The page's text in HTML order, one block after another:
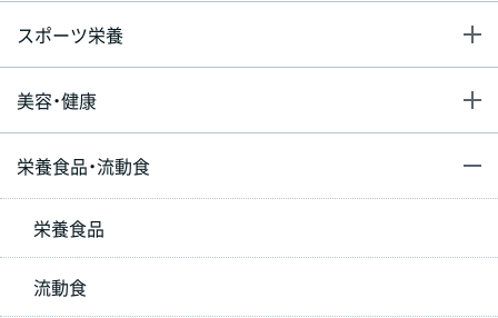
スポーツ栄養
美容・健康
栄養食品・流動食
栄養食品
流動食